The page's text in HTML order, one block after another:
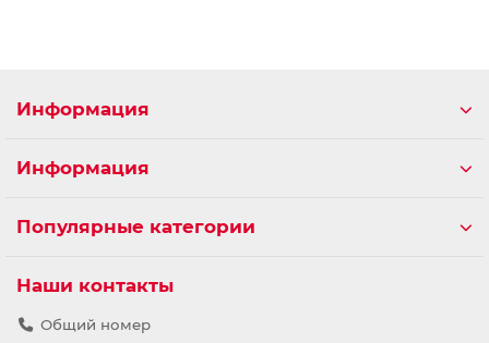
Информация
Информация
Популярные категории
Наши контакты
Общий номер